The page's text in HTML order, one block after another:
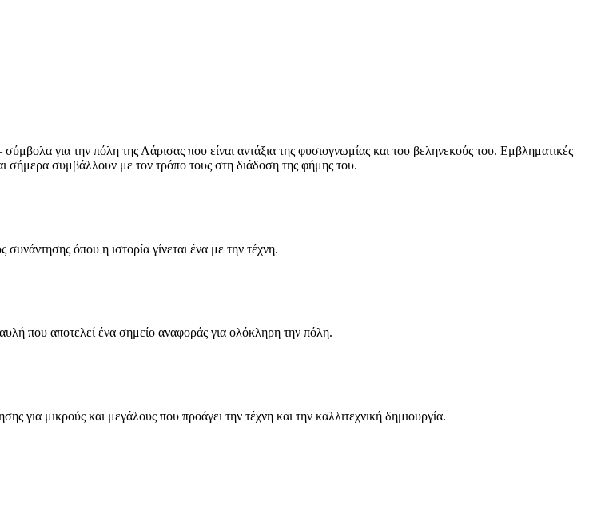
για την πόλη της Λάρισας που είναι αντάξια της φυσιογνωμίας και του βεληνεκούς του. Εμβληματικές
σήμερα συμβάλλουν με τον τρόπο τους στη διάδοση της φήμης του.
όπου η ιστορία γίνεται ένα με την τέχνη.
που αποτελεί ένα σημείο αναφοράς για ολόκληρη την πόλη.
για μικρούς και μεγάλους που προάγει την τέχνη και την καλλιτεχνική δημιουργία.